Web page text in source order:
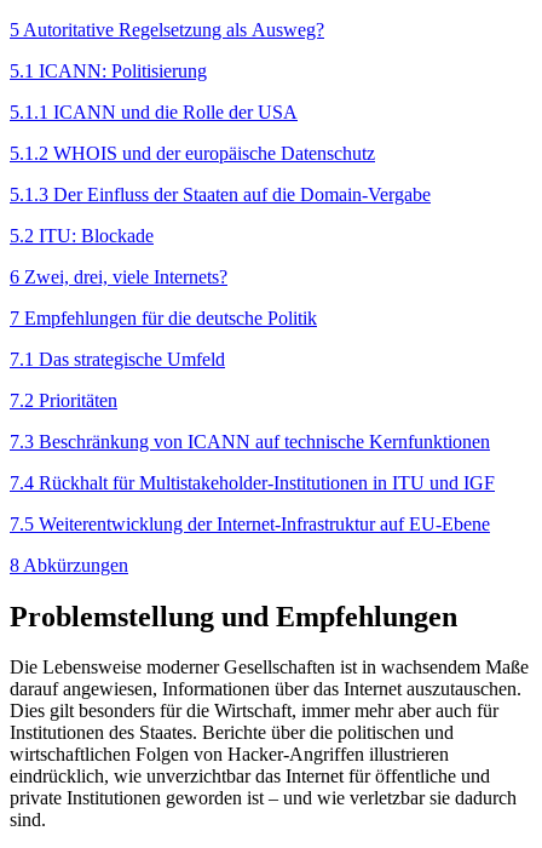
5 Autoritative Regelsetzung als Ausweg?
5.1 ICANN: Politisierung
5.1.1 ICANN und die Rolle der USA
5.1.2 WHOIS und der europäische Datenschutz
5.1.3 Der Einfluss der Staaten auf die Domain-Vergabe
5.2 ITU: Blockade
6 Zwei, drei, viele Internets?
7 Empfehlungen für die deutsche Politik
7.1 Das strategische Umfeld
7.2 Prioritäten
7.3 Beschränkung von ICANN auf technische Kernfunktionen
7.4 Rückhalt für Multistakeholder-Institutionen in ITU und IGF
7.5 Weiterentwicklung der Internet-Infrastruktur auf EU-Ebene
8 Abkürzungen
Problemstellung und Empfehlungen
Die Lebensweise moderner Gesellschaften ist in wach­sendem Maße
darauf angewiesen, Informationen über das Internet auszutauschen.
Dies gilt besonders für die Wirtschaft, immer mehr aber auch für
Institu­tionen des Staates. Berichte über die politischen und
wirtschaftlichen Folgen von Hacker-Angriffen illus­trieren
eindrücklich, wie unverzichtbar das Internet für öffentliche und
private Institutionen geworden ist – und wie verletzbar sie dadurch
sind.